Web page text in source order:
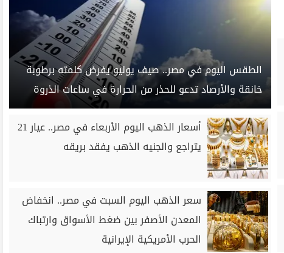
الطقس اليوم في مصر.. صيف يوليو يفرض كلمته برطوبة
خانقة والأرصاد تدعو للحذر من الحرارة في ساعات الذروة
أسعار الذهب اليوم الأربعاء في مصر.. عيار 21
يتراجع والجنيه الذهب يفقد بريقه
سعر الذهب اليوم السبت في مصر.. انخفاض
المعدن الأصفر بين ضغط الأسواق وارتباك
الحرب الأمريكية الإيرانية